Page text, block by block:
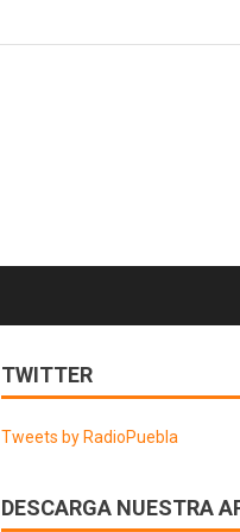
TWITTER
Tweets by RadioPuebla
DESCARGA NUESTRA